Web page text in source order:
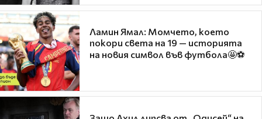
Ламин Ямал: Момчето, което
покори света на 19 — историята
на новия символ във футбола🤩⚽